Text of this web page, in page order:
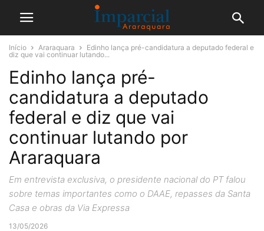
Início Araraquara
Edinho lança pré-candidatura a deputado federal e
diz que vai continuar lutando...
Edinho lança pré-
candidatura a deputado
federal e diz que vai
continuar lutando por
Araraquara
Em entrevista exclusiva, o presidente nacional do PT falou
sobre temas importantes como o DAAE, repasses da Santa
Casa e obras da Via Expressa
13/05/2026